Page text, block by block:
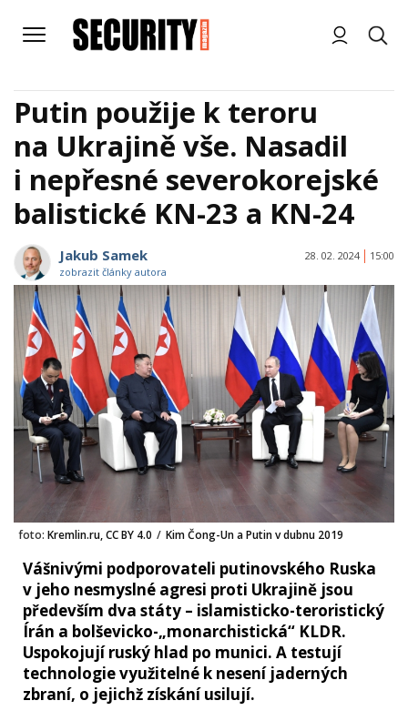
Putin použije k teroru
na Ukrajině vše. Nasadil
i nepřesné severokorejské
balistické KN-23 a KN-24
Jakub Samek
zobrazit články autora
28. 02. 2024 15:00
foto: Kremlin.ru, CC BY 4.0 / Kim Čong-Un a Putin v dubnu 2019
Vášnivými podporovateli putinovského Ruska
v jeho nesmyslné agresi proti Ukrajině jsou
především dva státy – islamisticko-teroristický
Írán a bolševicko-„monarchistická“ KLDR.
Uspokojují ruský hlad po munici. A testují
technologie využitelné k nesení jaderných
zbraní, o jejichž získání usilují.